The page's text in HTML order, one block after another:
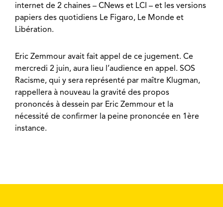
internet de 2 chaines – CNews et LCI – et les versions
papiers des quotidiens Le Figaro, Le Monde et
Libération.
Eric Zemmour avait fait appel de ce jugement. Ce
mercredi 2 juin, aura lieu l’audience en appel. SOS
Racisme, qui y sera représenté par maître Klugman,
rappellera à nouveau la gravité des propos
prononcés à dessein par Eric Zemmour et la
nécessité de confirmer la peine prononcée en 1ère
instance.